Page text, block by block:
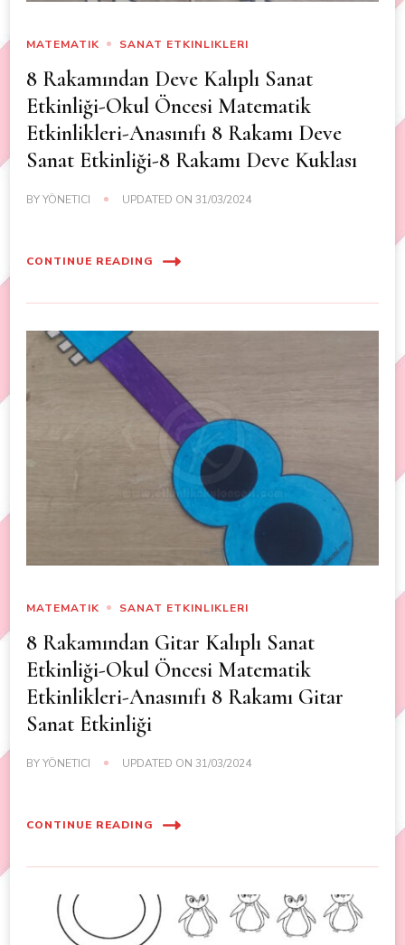
MATEMATIK SANAT ETKINLIKLERI
8 Rakamından Deve Kalıplı Sanat
Etkinliği-Okul Öncesi Matematik
Etkinlikleri-Anasınıfı 8 Rakamı Deve
Sanat Etkinliği-8 Rakamı Deve Kuklası
BYYÖNETICI UPDATED ON 31/03/2024
CONTINUE READING
MATEMATIK SANAT ETKINLIKLERI
8 Rakamından Gitar Kalıplı Sanat
Etkinliği-Okul Öncesi Matematik
Etkinlikleri-Anasınıfı 8 Rakamı Gitar
Sanat Etkinliği
BYYÖNETICI UPDATED ON 31/03/2024
CONTINUE READING